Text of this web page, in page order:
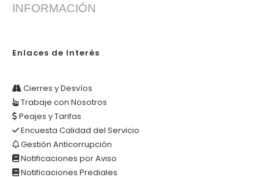
INFORMACIÓN
Enlaces de Interés
Cierres y Desvíos
Trabaje con Nosotros
Peajes y Tarifas
Encuesta Calidad del Servicio
Gestión Anticorrupción
Notificaciones por Aviso
Notificaciones Prediales